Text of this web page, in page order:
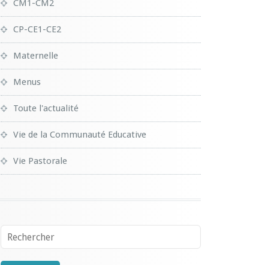
CM1-CM2
CP-CE1-CE2
Maternelle
Menus
Toute l'actualité
Vie de la Communauté Educative
Vie Pastorale